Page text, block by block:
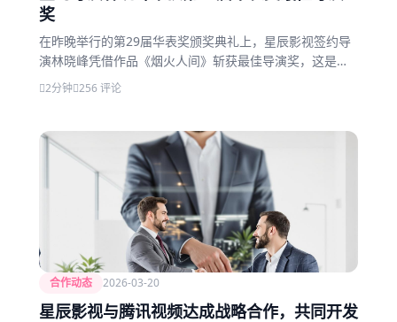
奖
在昨晚举行的第29届华表奖颁奖典礼上，星辰影视签约导
演林晓峰凭借作品《烟火人间》斩获最佳导演奖，这是公
司成立以来获得的最高荣誉。
2分钟 256 评论
合作动态 2026-03-20
星辰影视与腾讯视频达成战略合作，共同开发